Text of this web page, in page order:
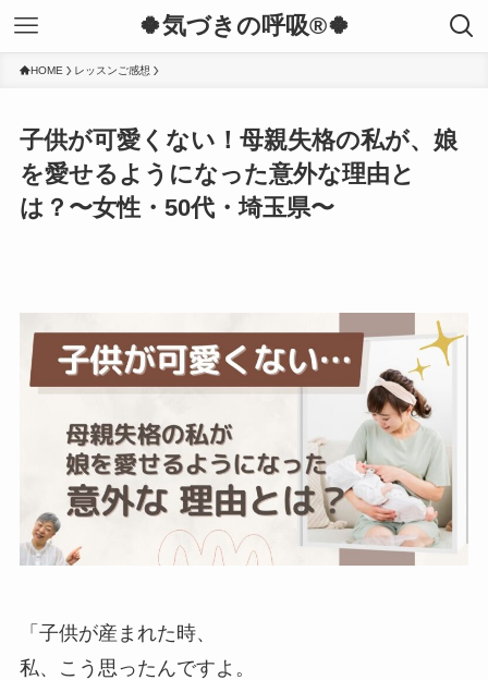
🍀気づきの呼吸®︎🍀
HOME レッスンご感想
子供が可愛くない！母親失格の私が、娘
を愛せるようになった意外な理由と
は？〜女性・50代・埼玉県〜
「子供が産まれた時、
私、こう思ったんですよ。